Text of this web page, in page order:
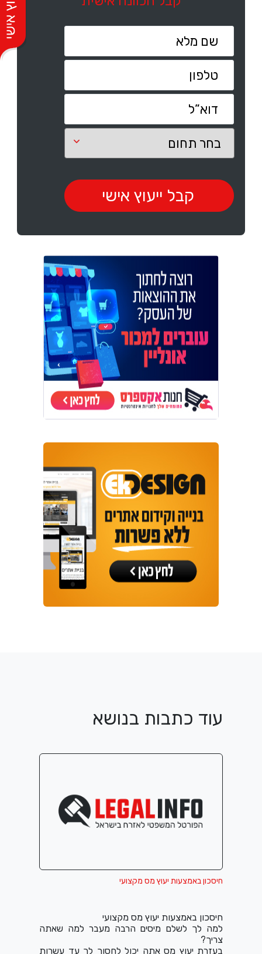
עוד כתבות בנושא
חיסכון באמצעות יעוץ מס מקצועי
חיסכון באמצעות יעוץ מס מקצועי
למה לך לשלם מיסים הרבה מעבר למה שאתה
צריך?
בעזרת יעוץ מס אתה יכול לחסוך לך עד עשרות